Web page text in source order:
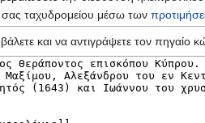
σας ταχυδρομείου μέσω των
και να αντιγράψετε τον πηγαίο